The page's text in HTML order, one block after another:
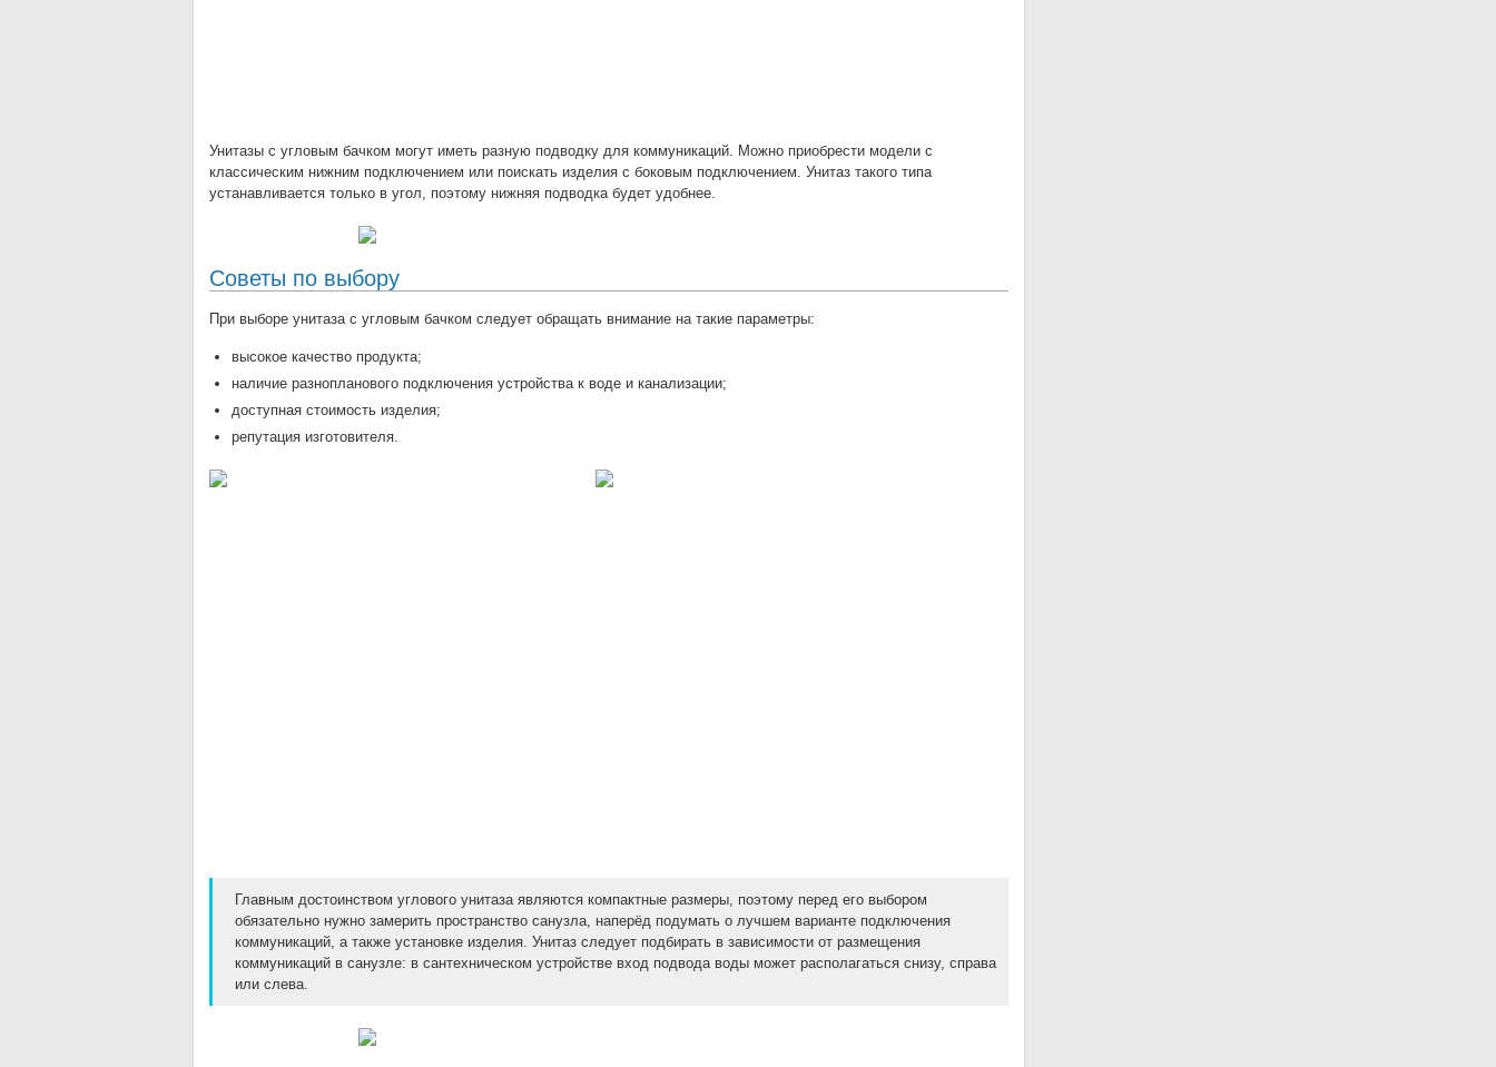
Унитазы с угловым бачком могут иметь разную подводку для коммуникаций. Можно приобрести модели с
классическим нижним подключением или поискать изделия с боковым подключением. Унитаз такого типа
устанавливается только в угол, поэтому нижняя подводка будет удобнее.
Советы по выбору
При выборе унитаза с угловым бачком следует обращать внимание на такие параметры:
высокое качество продукта;
наличие разнопланового подключения устройства к воде и канализации;
доступная стоимость изделия;
репутация изготовителя.
Главным достоинством углового унитаза являются компактные размеры, поэтому перед его выбором
обязательно нужно замерить пространство санузла, наперёд подумать о лучшем варианте подключения
коммуникаций, а также установке изделия. Унитаз следует подбирать в зависимости от размещения
коммуникаций в санузле: в сантехническом устройстве вход подвода воды может располагаться снизу, справа
или слева.